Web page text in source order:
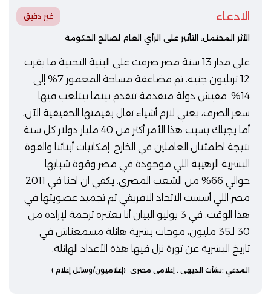
الادعاء غير دقيق
الأثر المحتمل: التأثير على الرأي العام لصالح الحكومة
على مدار 13 سنة مصر صرفت على البنية التحتية ما يقرب
12 تريليون جنيه، تم مضاعفة مساحة المعمور 7% إلى
14%. مفيش دولة متقدمة تتقدم بينما بيتلعب فيها
سعر الصرف، يعني لازم أشياء تقال بقيمتها الحقيقية الآن،
أما يجيلك بسبب هذا الأمر أكثر من 40 مليار دولار كل سنة
نتيجة اطمئنان العاملين في الخارج. إمكانيات أبنائنا والقوة
البشرية الرهيبة اللي موجودة في مصر وقوة شبابها
حوالي 66% من الشعب المصري. يكفي ان احنا في 2011
مصر اللي أسست الاتحاد الافريقي تم تجميد عضويتها في
هذا الوقت. في 3 يوليو البيان أنا بعتبره ترجمة لإرادة من
30 لـ35 مليون، موجات بشرية هائلة مسمعناش في
تاريخ البشرية عن ثورة نزل فيها هذه الأعداد الهائلة.
المدعي :نشأت الديهي . إعلامي مصري (إعلاميون/وسائل إعلام )